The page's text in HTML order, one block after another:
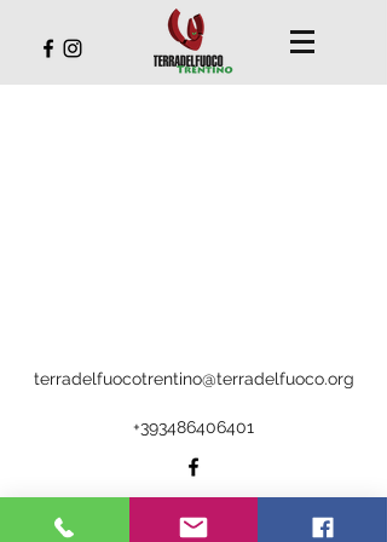
terradelfuocotrentino@terradelfuoco.org
+393486406401
via Cesare Battisti
180 - 38077 Comano Terme